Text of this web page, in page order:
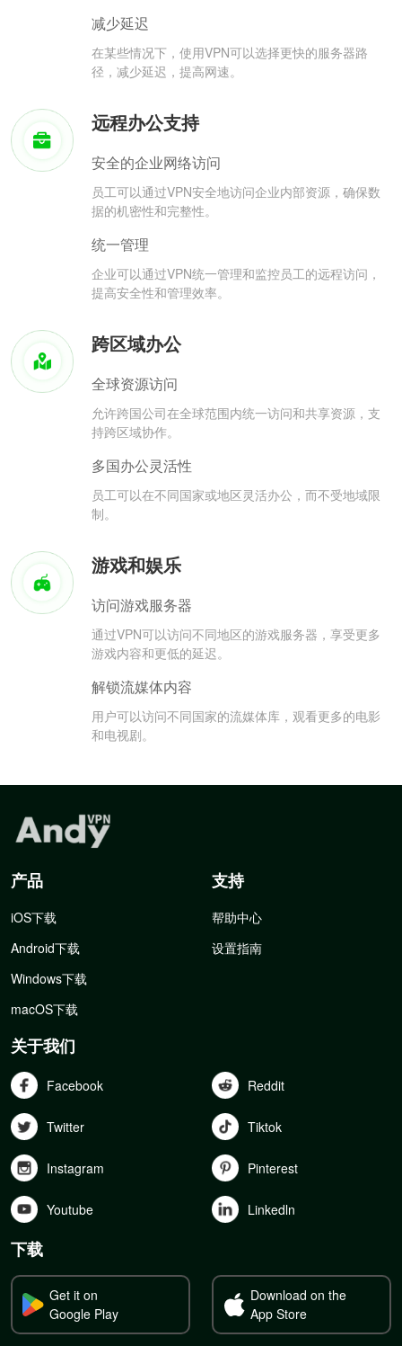
减少延迟
在某些情况下，使用VPN可以选择更快的服务器路
径，减少延迟，提高网速。
远程办公支持
安全的企业网络访问
员工可以通过VPN安全地访问企业内部资源，确保数
据的机密性和完整性。
统一管理
企业可以通过VPN统一管理和监控员工的远程访问，
提高安全性和管理效率。
跨区域办公
全球资源访问
允许跨国公司在全球范围内统一访问和共享资源，支
持跨区域协作。
多国办公灵活性
员工可以在不同国家或地区灵活办公，而不受地域限
制。
游戏和娱乐
访问游戏服务器
通过VPN可以访问不同地区的游戏服务器，享受更多
游戏内容和更低的延迟。
解锁流媒体内容
用户可以访问不同国家的流媒体库，观看更多的电影
和电视剧。
产品
iOS下载
Android下载
Windows下载
macOS下载
支持
帮助中心
设置指南
关于我们
Facebook Reddit
Twitter Tiktok
Instagram Pinterest
Youtube Linkedln
下载
Get it on
Google Play
Download on the
App Store